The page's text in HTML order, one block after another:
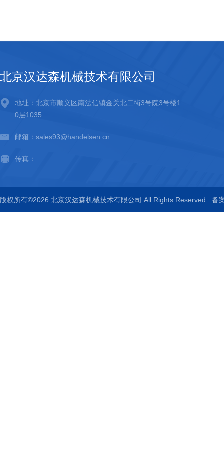
北京汉达森机械技术有限公司
地址：北京市顺义区南法信镇金关北二街3号院3号楼1
0层1035
邮箱：sales93@handelsen.cn
传真：
版权所有©2026 北京汉达森机械技术有限公司 All Rights Reserved 备